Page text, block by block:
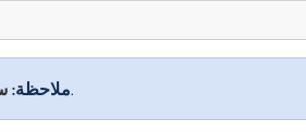
ملاحظة:للاطلاع على جميع المعلومات.